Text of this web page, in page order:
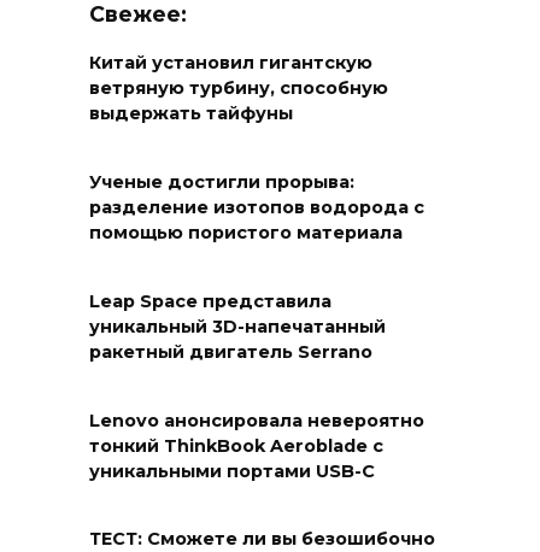
Свежее:
Китай установил гигантскую
ветряную турбину, способную
выдержать тайфуны
Ученые достигли прорыва:
разделение изотопов водорода с
помощью пористого материала
Leap Space представила
уникальный 3D-напечатанный
ракетный двигатель Serrano
Lenovo анонсировала невероятно
тонкий ThinkBook Aeroblade с
уникальными портами USB-C
ТЕСТ: Сможете ли вы безошибочно